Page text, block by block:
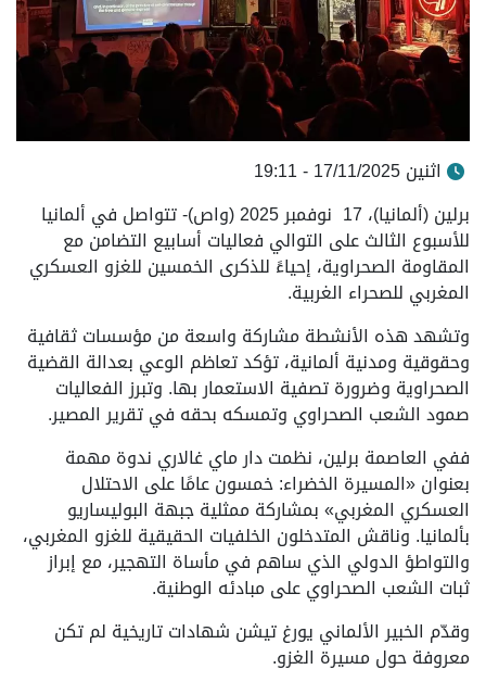
اثنين 17/11/2025 - 19:11
برلين (ألمانيا)، 17 نوفمبر 2025 (واص)- تتواصل في ألمانيا
للأسبوع الثالث على التوالي فعاليات أسابيع التضامن مع
المقاومة الصحراوية، إحياءً للذكرى الخمسين للغزو العسكري
المغربي للصحراء الغربية.
وتشهد هذه الأنشطة مشاركة واسعة من مؤسسات ثقافية
وحقوقية ومدنية ألمانية، تؤكد تعاظم الوعي بعدالة القضية
الصحراوية وضرورة تصفية الاستعمار بها. وتبرز الفعاليات
صمود الشعب الصحراوي وتمسكه بحقه في تقرير المصير.
ففي العاصمة برلين، نظمت دار ماي غالاري ندوة مهمة
بعنوان «المسيرة الخضراء: خمسون عامًا على الاحتلال
العسكري المغربي» بمشاركة ممثلية جبهة البوليساريو
بألمانيا. وناقش المتدخلون الخلفيات الحقيقية للغزو المغربي،
والتواطؤ الدولي الذي ساهم في مأساة التهجير، مع إبراز
ثبات الشعب الصحراوي على مبادئه الوطنية.
وقدّم الخبير الألماني يورغ تيشن شهادات تاريخية لم تكن
معروفة حول مسيرة الغزو.